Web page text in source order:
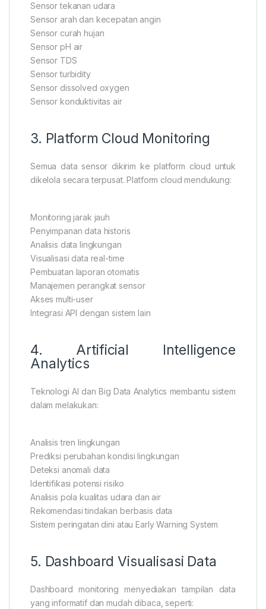
Sensor tekanan udara
Sensor arah dan kecepatan angin
Sensor curah hujan
Sensor pH air
Sensor TDS
Sensor turbidity
Sensor dissolved oxygen
Sensor konduktivitas air
3. Platform Cloud Monitoring
Semua data sensor dikirim ke platform cloud untuk
dikelola secara terpusat. Platform cloud mendukung:
Monitoring jarak jauh
Penyimpanan data historis
Analisis data lingkungan
Visualisasi data real-time
Pembuatan laporan otomatis
Manajemen perangkat sensor
Akses multi-user
Integrasi API dengan sistem lain
4. Artificial Intelligence
Analytics
Teknologi AI dan Big Data Analytics membantu sistem
dalam melakukan:
Analisis tren lingkungan
Prediksi perubahan kondisi lingkungan
Deteksi anomali data
Identifikasi potensi risiko
Analisis pola kualitas udara dan air
Rekomendasi tindakan berbasis data
Sistem peringatan dini atau Early Warning System
5. Dashboard Visualisasi Data
Dashboard monitoring menyediakan tampilan data
yang informatif dan mudah dibaca, seperti: